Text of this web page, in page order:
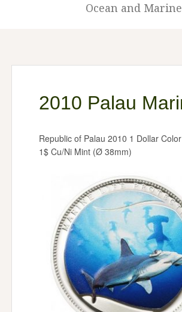
Ocean and
2010 Palau
Republic of Palau 2010 1 Dollar
1$ Cu/Ni Mint (Ø 38mm)